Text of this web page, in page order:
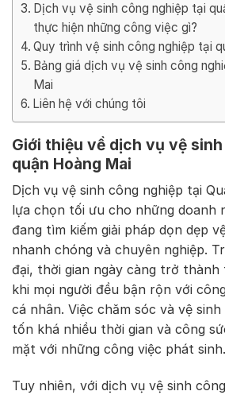
Dịch vụ vệ sinh công nghiệp tại
thực hiện những công việc gì?
Quy trình vệ sinh công nghiệp tại
Bảng giá dịch vụ vệ sinh công
Mai
Liên hệ với chúng tôi
Giới thiệu về dịch vụ vệ
quận Hoàng Mai
Dịch vụ vệ sinh công nghiệp tại
lựa chọn tối ưu cho những doanh
đang tìm kiếm giải pháp dọn dẹp
nhanh chóng và chuyên nghiệp.
đại, thời gian ngày càng trở thành
khi mọi người đều bận rộn với
cá nhân. Việc chăm sóc và vệ
tốn khá nhiều thời gian và công
mặt với những công việc phát sinh.
Tuy nhiên, với dịch vụ vệ sinh